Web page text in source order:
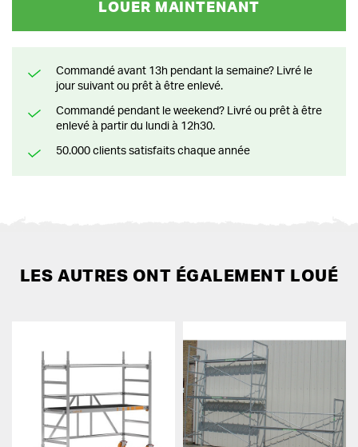
LOUER MAINTENANT
Commandé avant 13h pendant la semaine? Livré le
jour suivant ou prêt à être enlevé.
Commandé pendant le weekend? Livré ou prêt à être
enlevé à partir du lundi à 12h30.
50.000 clients satisfaits chaque année
LES AUTRES ONT ÉGALEMENT LOUÉ